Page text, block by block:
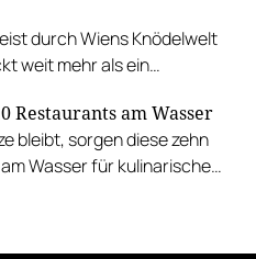
durch Wiens Knödelwelt
weit mehr als ein
Restaurants am Wasser
bleibt, sorgen diese zehn
Wasser für kulinarische